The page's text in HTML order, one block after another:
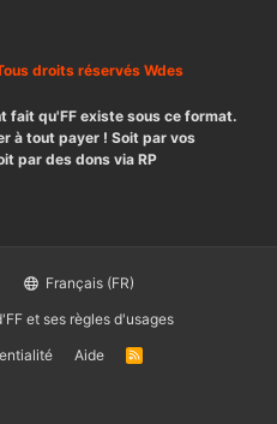
droits réservés Wdes
fait qu'FF existe sous ce format.
à tout payer ! Soit par vos
par des dons via RP
Français (FR)
et ses règles d'usages
Aide
R